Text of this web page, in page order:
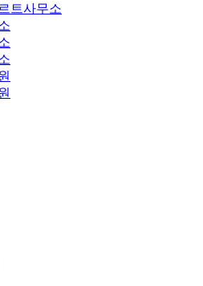
트사무소